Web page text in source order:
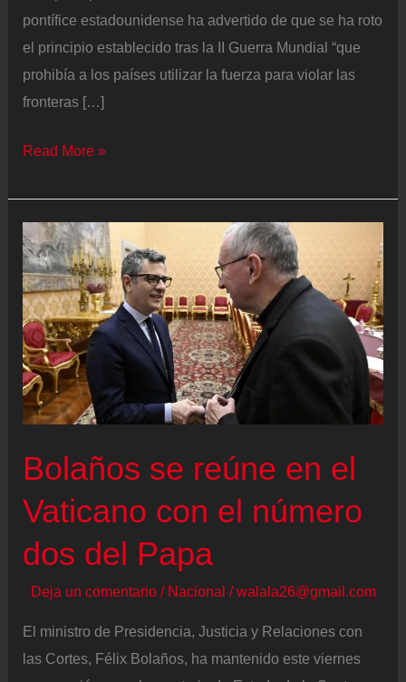
pontífice estadounidense ha advertido de que se ha roto
el principio establecido tras la II Guerra Mundial “que
prohibía a los países utilizar la fuerza para violar las
fronteras […]
El
pide
que
“se
respete
la
voluntad
del
pueblo
venezolano
se
trabaje
la
protección
los
derechos
Read More »
Bolaños se reúne en el
Vaticano con el número
dos del Papa
Deja un comentario / Nacional /walala26@gmail.com
El ministro de Presidencia, Justicia y Relaciones con
las Cortes, Félix Bolaños, ha mantenido este viernes